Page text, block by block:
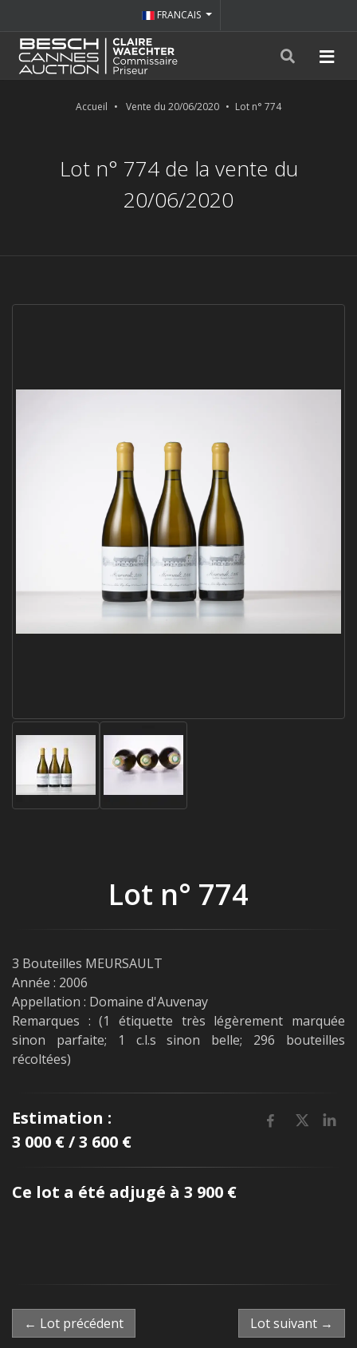
FRANCAIS
Accueil Vente du 20/06/2020 Lot n° 774
Lot n° 774 de la vente du
20/06/2020
Lot n° 774
3 Bouteilles MEURSAULT
Année : 2006
Appellation : Domaine d'Auvenay
Remarques : (1 étiquette très légèrement marquée
sinon parfaite; 1 c.l.s sinon belle; 296 bouteilles
récoltées)
Estimation :
3 000 € / 3 600 €
Ce lot a été adjugé à 3 900 €
← Lot précédent Lot suivant →